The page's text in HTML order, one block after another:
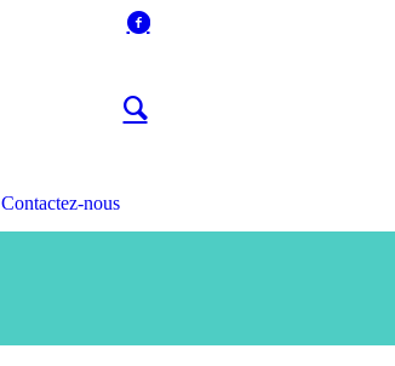
Contactez-nous